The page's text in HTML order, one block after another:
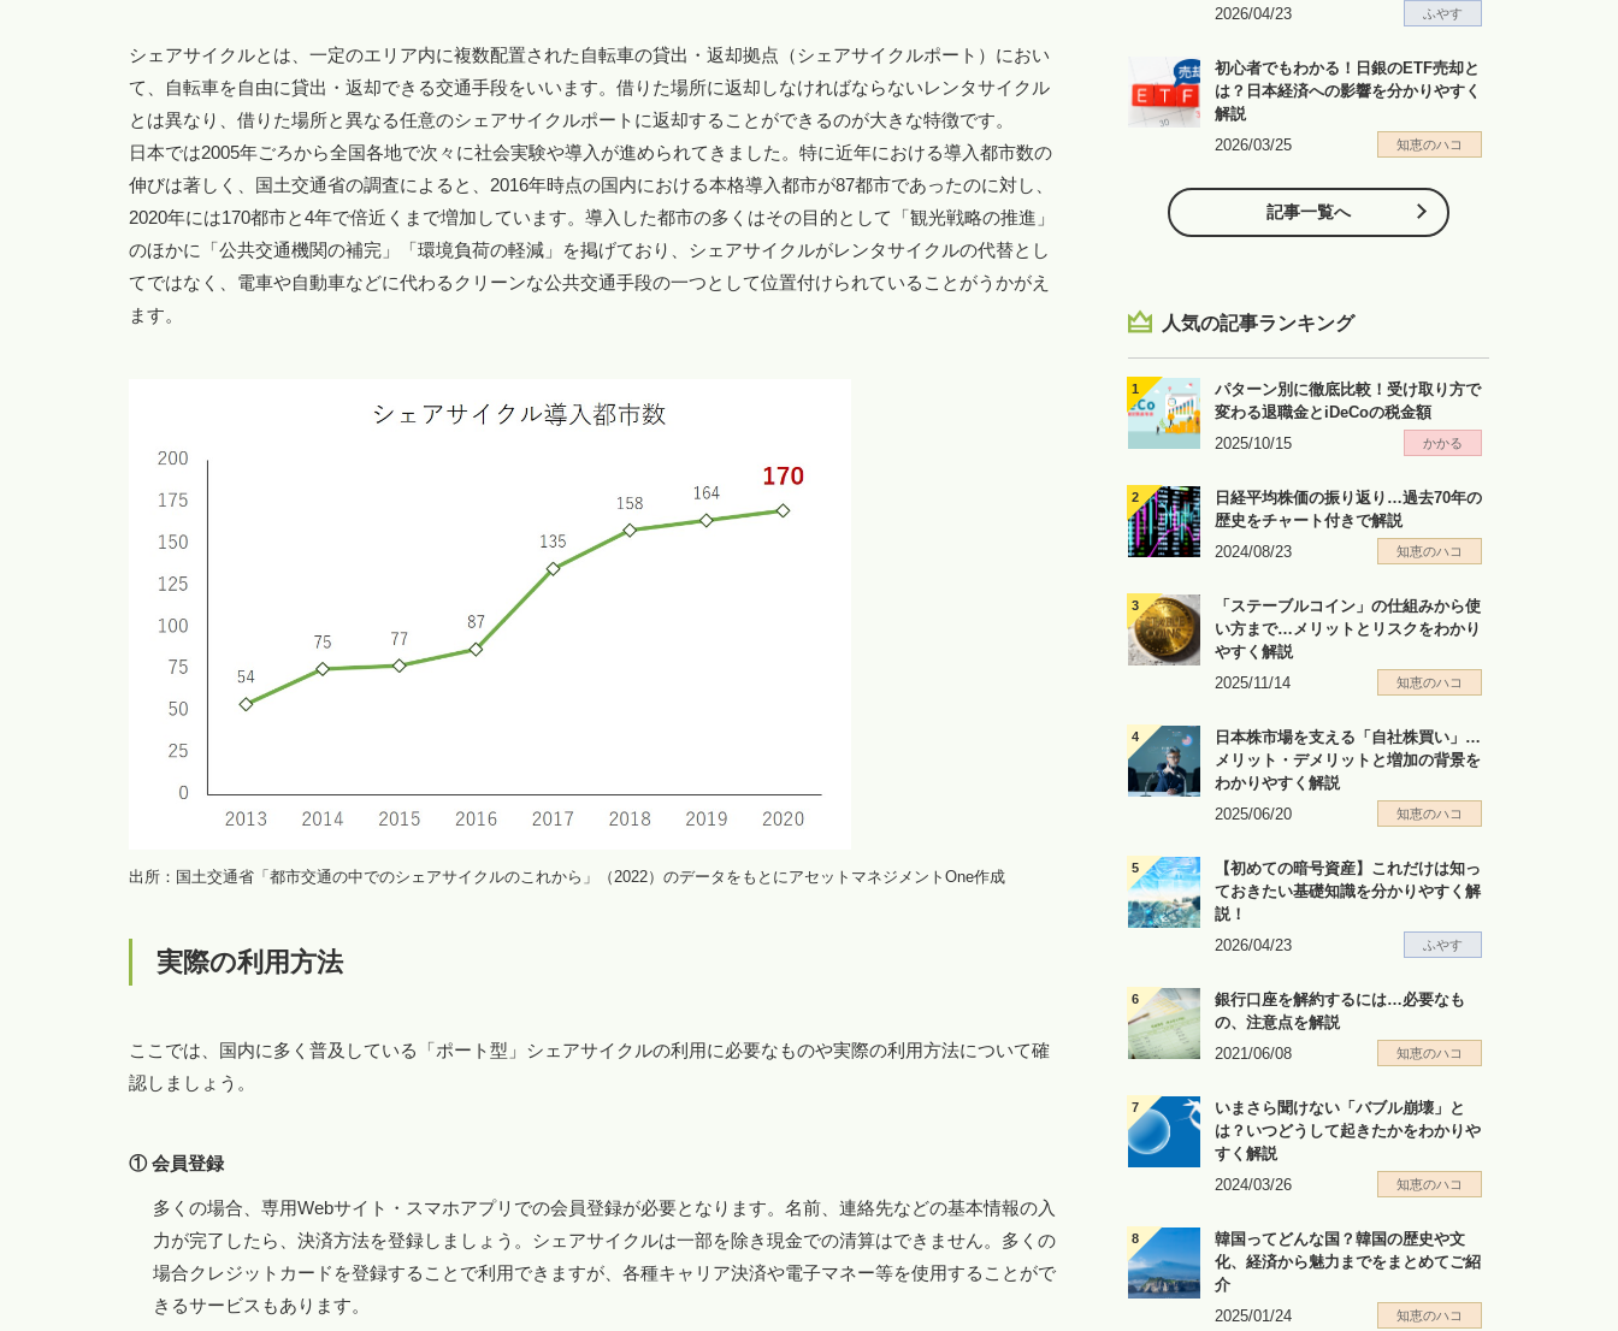
シェアサイクルとは、一定のエリア内に複数配置された自転車の貸出・返却拠点（シェアサイクルポート）におい
て、自転車を自由に貸出・返却できる交通手段をいいます。借りた場所に返却しなければならないレンタサイクル
とは異なり、借りた場所と異なる任意のシェアサイクルポートに返却することができるのが大きな特徴です。
日本では2005年ごろから全国各地で次々に社会実験や導入が進められてきました。特に近年における導入都市数の
伸びは著しく、国土交通省の調査によると、2016年時点の国内における本格導入都市が87都市であったのに対し、
2020年には170都市と4年で倍近くまで増加しています。導入した都市の多くはその目的として「観光戦略の推進」
のほかに「公共交通機関の補完」「環境負荷の軽減」を掲げており、シェアサイクルがレンタサイクルの代替とし
てではなく、電車や自動車などに代わるクリーンな公共交通手段の一つとして位置付けられていることがうかがえ
ます。
出所：国土交通省「都市交通の中でのシェアサイクルのこれから」（2022）のデータをもとにアセットマネジメントOne作成
実際の利用方法
ここでは、国内に多く普及している「ポート型」シェアサイクルの利用に必要なものや実際の利用方法について確
認しましょう。
① 会員登録
多くの場合、専用Webサイト・スマホアプリでの会員登録が必要となります。名前、連絡先などの基本情報の入
力が完了したら、決済方法を登録しましょう。シェアサイクルは一部を除き現金での清算はできません。多くの
場合クレジットカードを登録することで利用できますが、各種キャリア決済や電子マネー等を使用することがで
きるサービスもあります。
2026/04/23
ふやす
初心者でもわかる！日銀のETF売却と
は？日本経済への影響を分かりやすく
解説
2026/03/25
知恵のハコ
記事一覧へ
人気の記事ランキング
パターン別に徹底比較！受け取り方で
変わる退職金とiDeCoの税金額
2025/10/15
かかる
日経平均株価の振り返り…過去70年の
歴史をチャート付きで解説
2024/08/23
知恵のハコ
「ステーブルコイン」の仕組みから使
い方まで…メリットとリスクをわかり
やすく解説
2025/11/14
知恵のハコ
日本株市場を支える「自社株買い」…
メリット・デメリットと増加の背景を
わかりやすく解説
2025/06/20
知恵のハコ
【初めての暗号資産】これだけは知っ
ておきたい基礎知識を分かりやすく解
説！
2026/04/23
ふやす
銀行口座を解約するには…必要なも
の、注意点を解説
2021/06/08
知恵のハコ
いまさら聞けない「バブル崩壊」と
は？いつどうして起きたかをわかりや
すく解説
2024/03/26
知恵のハコ
韓国ってどんな国？韓国の歴史や文
化、経済から魅力までをまとめてご紹
介
2025/01/24
知恵のハコ